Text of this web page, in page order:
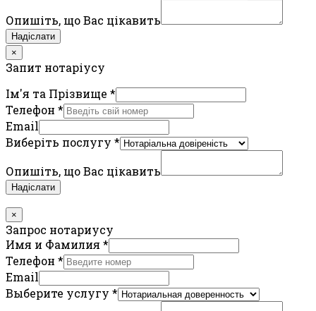
Опишіть, що Вас цікавить
Надіслати
×
Запит нотаріусу
Ім'я та Прізвище *
Телефон *
Email
Виберіть послугу *
Опишіть, що Вас цікавить
Надіслати
×
Запрос нотариусу
Имя и Фамилия *
Телефон *
Email
Выберите услугу *